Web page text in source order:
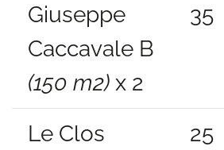
Giuseppe
Caccavale B
(150 m2) x 2
35
Le Clos
25